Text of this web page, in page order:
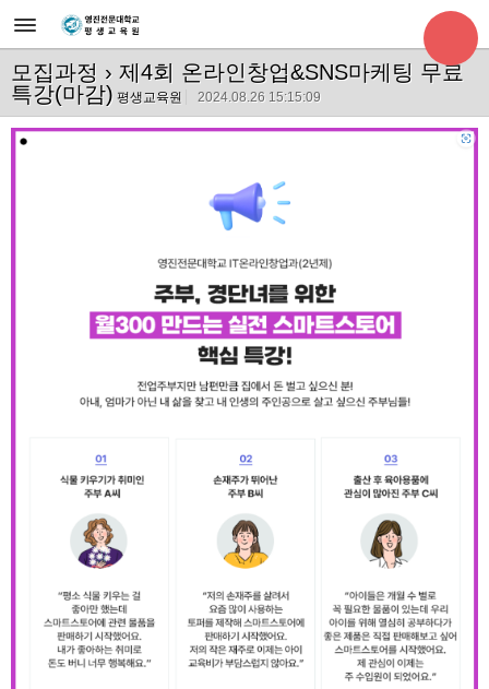
모집과정 › 제4회 온라인창업&SNS마케팅 무료
특강(마감) 평생교육원 2024.08.26 15:15:09